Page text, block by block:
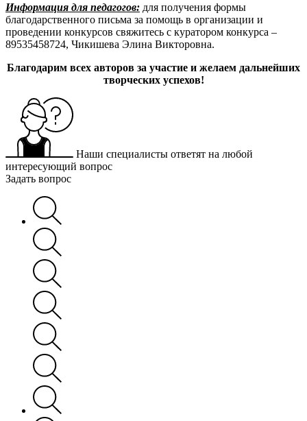
Информация для педагогов: для получения формы
благодарственного письма за помощь в организации и
проведении конкурсов свяжитесь с куратором конкурса –
89535458724, Чикишева Элина Викторовна.
Благодарим всех авторов за участие и желаем дальнейших
творческих успехов!
Наши специалисты ответят на любой
интересующий вопрос
Задать вопрос